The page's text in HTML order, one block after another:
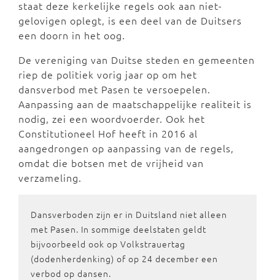
staat deze kerkelijke regels ook aan niet-
gelovigen oplegt, is een deel van de Duitsers
een doorn in het oog.
De vereniging van Duitse steden en gemeenten
riep de politiek vorig jaar op om het
dansverbod met Pasen te versoepelen.
Aanpassing aan de maatschappelijke realiteit is
nodig, zei een woordvoerder. Ook het
Constitutioneel Hof heeft in 2016 al
aangedrongen op aanpassing van de regels,
omdat die botsen met de vrijheid van
verzameling.
Dansverboden zijn er in Duitsland niet alleen
met Pasen. In sommige deelstaten geldt
bijvoorbeeld ook op Volkstrauertag
(dodenherdenking) of op 24 december een
verbod op dansen.